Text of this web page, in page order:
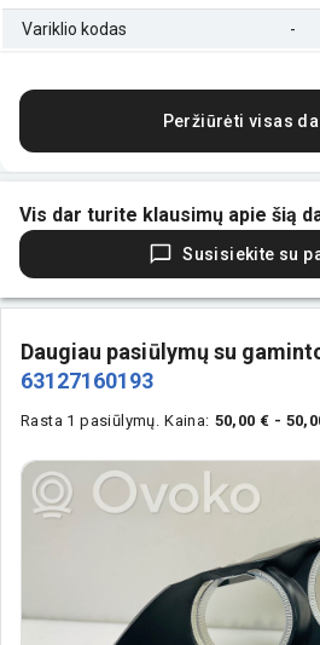
Variklio kodas -
Peržiūrėti visas
Vis dar turite klausimų apie šią
Susisiekite su
Daugiau pasiūlymų su
63127160193
Rasta 1 pasiūlymų. Kaina: 50,00 € -